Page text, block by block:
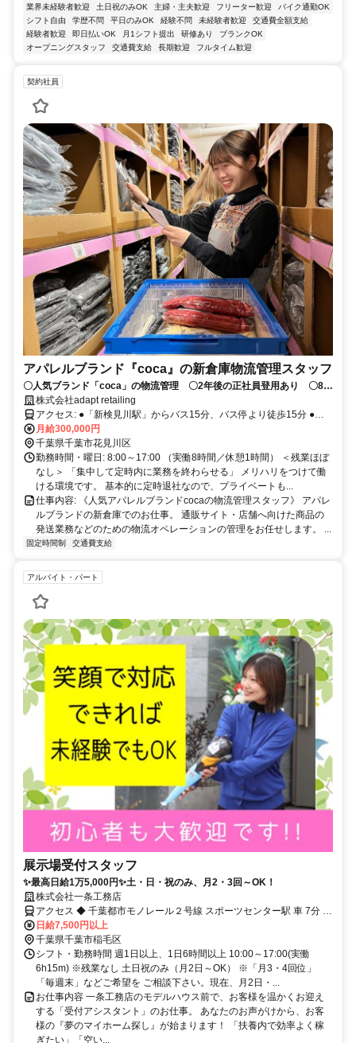
業界未経験者歓迎 土日祝のみOK 主婦・主夫歓迎 フリーター歓迎
バイク通勤OK
シフト自由
学歴不問 平日のみOK 経験不問 未経験者歓迎
交通費全額支給
経験者歓迎
即日払いOK 月1シフト提出 研修あり
ブランクOK
オープニングスタッフ
交通費支給 長期歓迎 フルタイム歓迎
契約社員
アパレルブランド『coca』の新倉庫物流管理スタッフ
〇人気ブランド「coca」の物流管理 〇2年後の正社員登用あり 〇8月
オープンの新倉庫 〇髪型・ネイル・カラコン自由
株式会社adapt retailing
アクセス: ●「新検見川駅」からバス15分、バス停より徒歩15分 ●自
転車、バイク通勤OK ※送迎バスの運行なし 【8月初旬までは本社品
川倉庫での勤務】 ●東京都港区港南3-4-27 第二東運ビル6F ●JR各線
「品川駅」より徒歩14分 ●都営浅草線、京急本線「泉岳寺駅」より徒
歩20分
月給300,000円
千葉県千葉市花見川区
勤務時間・曜日: 8:00～17:00 （実働8時間／休憩1時間） ＜残業ほぼ
なし＞ 「集中して定時内に業務を終わらせる」 メリハリをつけて働
ける環境です。 基本的に定時退社なので、プライベートも...
仕事内容: 《人気アパレルブランドcocaの物流管理スタッフ》 アパレ
ルブランドの新倉庫でのお仕事。 通販サイト・店舗へ向けた商品の
発送業務などのための物流オペレーションの管理をお任せします。 ...
固定時間制 交通費支給
アルバイト・パート
展示場受付スタッフ
✨最高日給1万5,000円✨土・日・祝のみ、月2・3回～OK！
株式会社一条工務店
アクセス ◆ 千葉都市モノレール２号線 スポーツセンター駅 車 7分 ◆
千葉都市モノレール２号線 穴川駅 車 8分 ◆ 千葉都市モノレール２号
線 動物公園駅 車 10分 ◆ 千葉都市モノレール２号線 みつわ台駅 車
11分 ◆ 千葉都市モノレール２号線 天台駅 車 13分
日給7,500円以上
千葉県千葉市稲毛区
シフト・勤務時間 週1日以上、1日6時間以上 10:00～17:00(実働
6h15m) ※残業なし 土日祝のみ（月2日～OK） ※「月3・4回位」
「毎週末」などご希望を ご相談下さい。現在、月2日・...
お仕事内容 一条工務店のモデルハウス前で、お客様を温かくお迎え
する「受付アシスタント」のお仕事。 あなたのお声がけから、お客
様の『夢のマイホーム探し』が始まります！ 「扶養内で効率よく稼
ぎたい」「空い...